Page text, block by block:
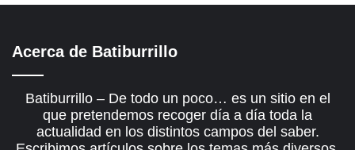
Acerca de Batiburrillo
Batiburrillo – De todo un poco… es un sitio en el
que pretendemos recoger día a día toda la
actualidad en los distintos campos del saber.